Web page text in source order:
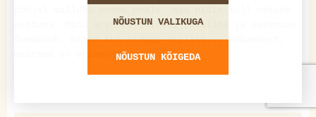
pettuma. Minu arvates täiesti tavaline ja keskmine
õunakook, mitte kui midagi erilist... Vabandust,
maitsed on erinevad.
NÕUSTUN VALIKUGA
NÕUSTUN KÕIGEDA